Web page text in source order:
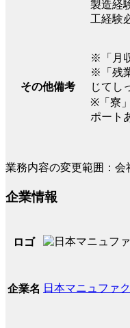
製造経
工経験
その他備考
※「月
※「残
じてし
※「寮
ポート
業務内容の変更範囲：
企業情報
ロゴ
企業名 日本マニュファ